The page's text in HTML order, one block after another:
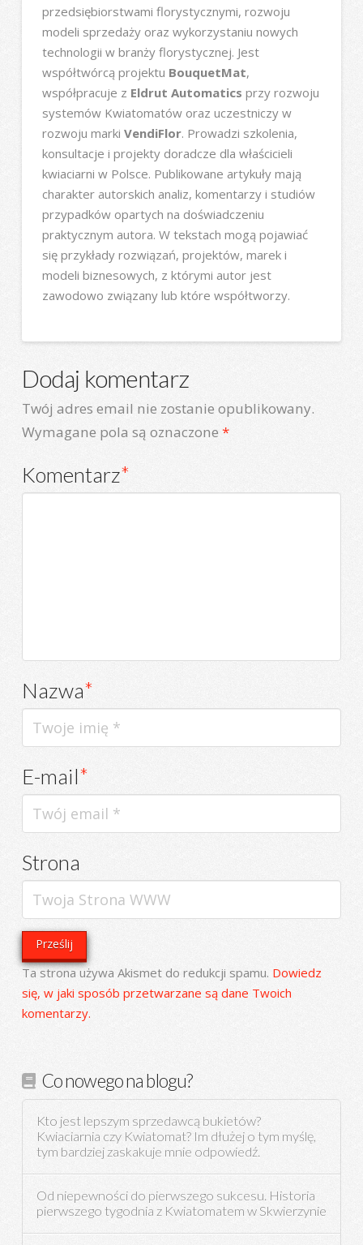
przedsiębiorstwami florystycznymi, rozwoju
modeli sprzedaży oraz wykorzystaniu nowych
technologii w branży florystycznej. Jest
współtwórcą projektu BouquetMat,
współpracuje z Eldrut Automatics przy rozwoju
systemów Kwiatomatów oraz uczestniczy w
rozwoju marki VendiFlor. Prowadzi szkolenia,
konsultacje i projekty doradcze dla właścicieli
kwiaciarni w Polsce. Publikowane artykuły mają
charakter autorskich analiz, komentarzy i studiów
przypadków opartych na doświadczeniu
praktycznym autora. W tekstach mogą pojawiać
się przykłady rozwiązań, projektów, marek i
modeli biznesowych, z którymi autor jest
zawodowo związany lub które współtworzy.
Dodaj komentarz
Twój adres email nie zostanie opublikowany.
Wymagane pola są oznaczone *
Komentarz*
Nazwa*
E-mail*
Strona
Ta strona używa Akismet do redukcji spamu. Dowiedz
się, w jaki sposób przetwarzane są dane Twoich
komentarzy.
Co nowego na blogu?
Kto jest lepszym sprzedawcą bukietów?
Kwiaciarnia czy Kwiatomat? Im dłużej o tym myślę,
tym bardziej zaskakuje mnie odpowiedź.
Od niepewności do pierwszego sukcesu. Historia
pierwszego tygodnia z Kwiatomatem w Skwierzynie